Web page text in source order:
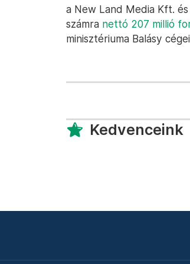
a New Land Media Kft.
számra nettó 207 millió
minisztériuma Balásy
Kedvenceink